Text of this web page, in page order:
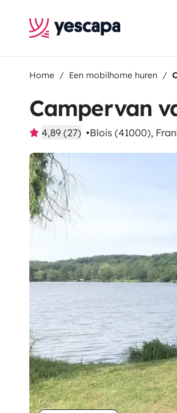
Home Een mobilhome huren
Campervan
4,89 (27) Blois (41000),